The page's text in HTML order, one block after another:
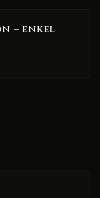
– enkel